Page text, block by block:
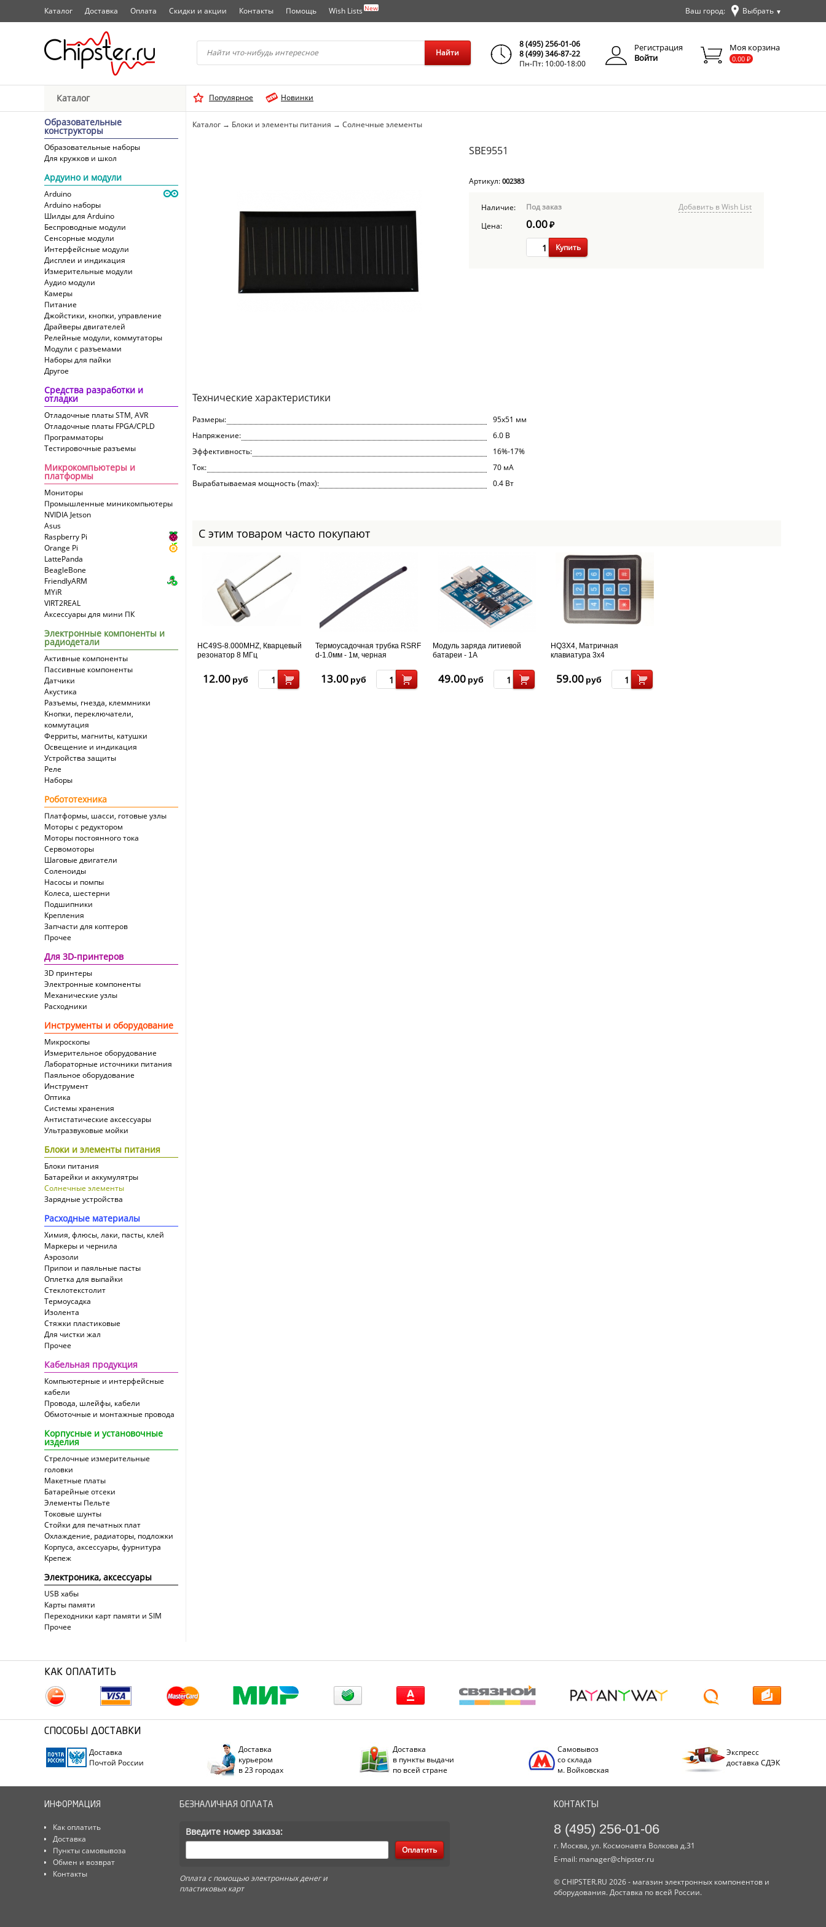
Начните водить название города..
Каталог Доставка Оплата Скидки и акции Контакты Помощь Wish Lists New Ваш город: Выбрать ▼
Найти
8 (495) 256-01-06
8 (499) 346-87-22
Пн-Пт: 10:00-18:00
Регистрация
Войти
Моя корзина
0.00 ₽
Каталог Популярное Новинки
Образовательные
конструкторы
Образовательные наборы
Для кружков и школ
Ардуино и модули
Arduino
Arduino наборы
Шилды для Arduino
Беспроводные модули
Сенсорные модули
Интерфейсные модули
Дисплеи и индикация
Измерительные модули
Аудио модули
Камеры
Питание
Джойстики, кнопки, управление
Драйверы двигателей
Релейные модули, коммутаторы
Модули с разъемами
Наборы для пайки
Другое
Средства разработки и
отладки
Отладочные платы STM, AVR
Отладочные платы FPGA/CPLD
Программаторы
Тестировочные разъемы
Микрокомпьютеры и
платформы
Мониторы
Промышленные миникомпьютеры
NVIDIA Jetson
Asus
Raspberry Pi
Orange Pi
LattePanda
BeagleBone
FriendlyARM
MYiR
VIRT2REAL
Аксессуары для мини ПК
Электронные компоненты и
радиодетали
Активные компоненты
Пассивные компоненты
Датчики
Акустика
Разъемы, гнезда, клеммники
Кнопки, переключатели,
коммутация
Ферриты, магниты, катушки
Освещение и индикация
Устройства защиты
Реле
Наборы
Робототехника
Платформы, шасси, готовые узлы
Моторы с редуктором
Моторы постоянного тока
Сервомоторы
Шаговые двигатели
Соленоиды
Насосы и помпы
Колеса, шестерни
Подшипники
Крепления
Запчасти для коптеров
Прочее
Для 3D-принтеров
3D принтеры
Электронные компоненты
Механические узлы
Расходники
Инструменты и оборудование
Микроскопы
Измерительное оборудование
Лабораторные источники питания
Паяльное оборудование
Инструмент
Оптика
Системы хранения
Антистатические аксессуары
Ультразвуковые мойки
Блоки и элементы питания
Блоки питания
Батарейки и аккумулятры
Солнечные элементы
Зарядные устройства
Расходные материалы
Химия, флюсы, лаки, пасты, клей
Маркеры и чернила
Аэрозоли
Припои и паяльные пасты
Оплетка для выпайки
Cтеклотекстолит
Термоусадка
Изолента
Стяжки пластиковые
Для чистки жал
Прочее
Кабельная продукция
Компьютерные и интерфейсные
кабели
Провода, шлейфы, кабели
Обмоточные и монтажные провода
Корпусные и установочные
изделия
Стрелочные измерительные
головки
Макетные платы
Батарейные отсеки
Элементы Пельте
Токовые шунты
Стойки для печатных плат
Охлаждение, радиаторы, подложки
Корпуса, аксессуары, фурнитура
Крепеж
Электроника, аксессуары
USB хабы
Карты памяти
Переходники карт памяти и SIM
Прочее
Каталог → Блоки и элементы питания → Солнечные элементы
SBE9551
Артикул: 002383
Наличие: Под заказ
Добавить в Wish List
Цена:
0.00₽
Купить
Технические характеристики
Размеры:
95x51 мм
Напряжение:
6.0 В
Эффективность:
16%-17%
Ток:
70 мА
Вырабатываемая мощность (max):
0.4 Вт
С этим товаром часто покупают
HC49S-8.000MHZ, Кварцевый
резонатор 8 МГц
12.00 руб
Термоусадочная трубка RSRF
d-1.0мм - 1м, черная
13.00 руб
Модуль заряда литиевой
батареи - 1А
49.00 руб
HQ3X4, Матричная
клавиатура 3x4
59.00 руб
КАК ОПЛАТИТЬ
СПОСОБЫ ДОСТАВКИ
Доставка
Почтой России
Доставка
курьером
в 23 городах
Доставка
в пункты выдачи
по всей стране
Самовывоз
со склада
м. Войковская
Экспресс
доставка СДЭК
ИНФОРМАЦИЯ
Как оплатить
Доставка
Пункты самовывоза
Обмен и возврат
Контакты
БЕЗНАЛИЧНАЯ ОПЛАТА
Введите номер заказа:
Оплатить
Оплата с помощью электронных денег и
пластиковых карт
КОНТАКТЫ
8 (495) 256-01-06
г. Москва, ул. Космонавта Волкова д.31
E-mail: manager@chipster.ru
© CHIPSTER.RU 2026 - магазин электронных компонентов и
оборудования. Доставка по всей России.